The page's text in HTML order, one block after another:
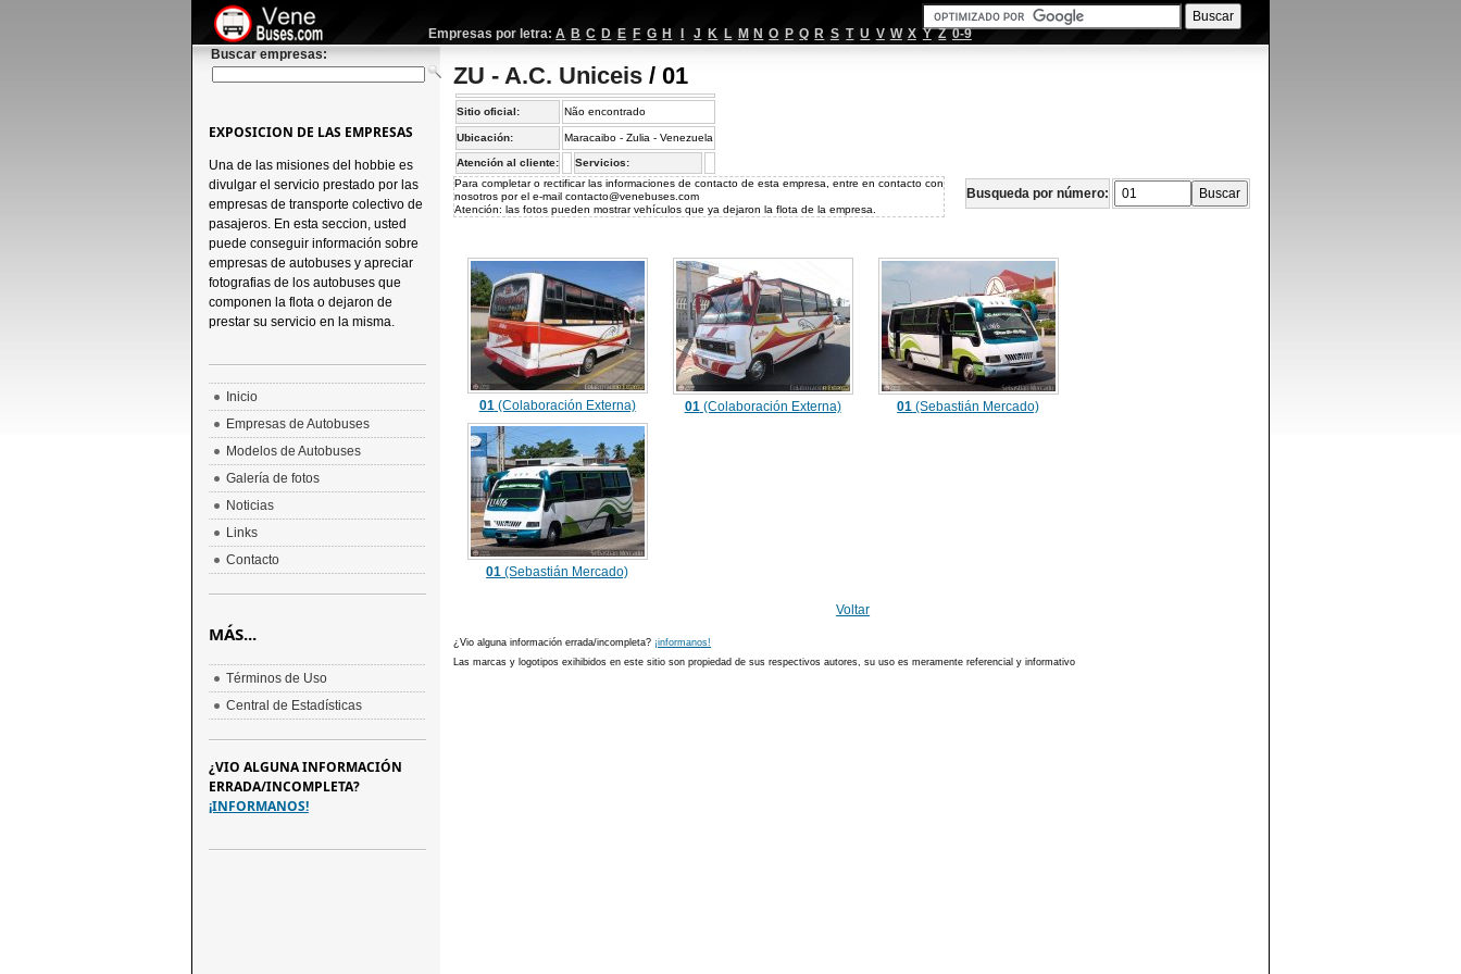
Empresas por letra: A B C D E F G H J K L M N O P Q R S T U V W X Y Z 0-9
Buscar empresas:
ZU - A.C. Uniceis / 01
Sitio oficial: Não encontrado
Ubicación: Maracaibo - Zulia - Venezuela
Atención al cliente:
Servicios:
Para completar o rectificar las informaciones de contacto de esta empresa, entre en contacto con
nosotros por el e-mailcontacto@venebuses.com
Atención: las fotos pueden mostrar vehículos que ya dejaron la flota de la empresa.
Busqueda por número:
01(Colaboración Externa) 01(Colaboración Externa) 01 (Sebastián Mercado)
01 (Sebastián Mercado)
Voltar
¿Vio alguna información errada/incompleta? ¡informanos!
Las marcas y logotipos exihibidos en este sitio son propiedad de sus respectivos autores, su uso es meramente referencial y informativo
EXPOSICION DE LAS EMPRESAS
Una de las misiones del hobbie es
divulgar el servicio prestado por las
empresas de transporte colectivo de
pasajeros. En esta seccion, usted
puede conseguir información sobre
empresas de autobuses y apreciar
fotografias de los autobuses que
componen la flota o dejaron de
prestar su servicio en la misma.
Inicio
Empresas de Autobuses
Modelos de Autobuses
Galería de fotos
Noticias
Links
Contacto
MÁS...
Términos de Uso
Central de Estadísticas
¿VIO ALGUNA INFORMACIÓN
ERRADA/INCOMPLETA?
¡INFORMANOS!